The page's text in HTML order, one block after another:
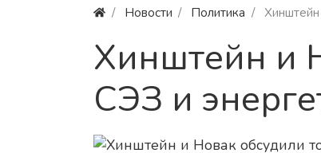
Новости Политика
Хинштейн и
СЭЗ и